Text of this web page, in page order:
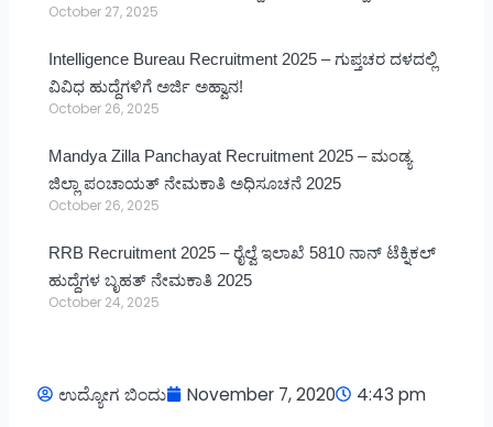
October 27, 2025
Intelligence Bureau Recruitment 2025 – ಗುಪ್ತಚರ ದಳದಲ್ಲಿ
ವಿವಿಧ ಹುದ್ದೆಗಳಿಗೆ ಅರ್ಜಿ ಅಹ್ವಾನ!
October 26, 2025
Mandya Zilla Panchayat Recruitment 2025 – ಮಂಡ್ಯ
ಜಿಲ್ಲಾ ಪಂಚಾಯತ್ ನೇಮಕಾತಿ ಅಧಿಸೂಚನೆ 2025
October 26, 2025
RRB Recruitment 2025 – ರೈಲ್ವೆ ಇಲಾಖೆ 5810 ನಾನ್ ಟೆಕ್ನಿಕಲ್
ಹುದ್ದೆಗಳ ಬೃಹತ್ ನೇಮಕಾತಿ 2025
October 24, 2025
ಉದ್ಯೋಗ ಬಿಂದು November 7, 2020 4:43 pm